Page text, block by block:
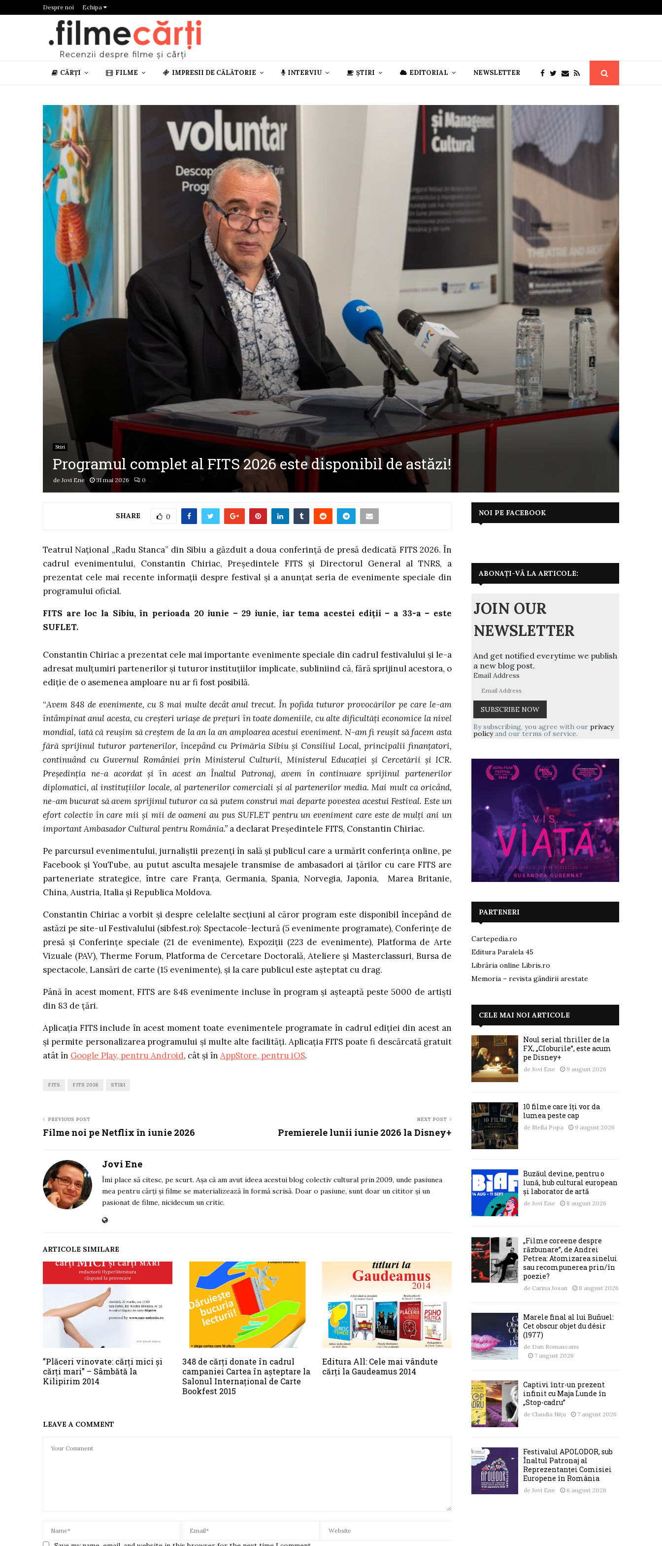
Despre noi Echipa
CĂRȚI FILME IMPRESII DE CĂLĂTORIE INTERVIU ȘTIRI EDITORIAL NEWSLETTER
Stiri
Programul complet al FITS 2026 este disponibil de astăzi!
deJovi Ene 31 mai 2026 0
SHARE 0
Teatrul Național „Radu Stanca” din Sibiu a găzduit a doua conferință de presă dedicată FITS 2026. În
cadrul evenimentului, Constantin Chiriac, Președintele FITS și Directorul General al TNRS, a
prezentat cele mai recente informații despre festival și a anunțat seria de evenimente speciale din
programului oficial.
FITS are loc la Sibiu, în perioada 20 iunie – 29 iunie, iar tema acestei ediții – a 33-a – este
SUFLET.
Constantin Chiriac a prezentat cele mai importante evenimente speciale din cadrul festivalului și le-a
adresat mulțumiri partenerilor și tuturor instituțiilor implicate, subliniind că, fără sprijinul acestora, o
ediție de o asemenea amploare nu ar fi fost posibilă.
“Avem 848 de evenimente, cu 8 mai multe decât anul trecut. În pofida tuturor provocărilor pe care le-am
întâmpinat anul acesta, cu creşteri uriaşe de preţuri în toate domeniile, cu alte dificultăţi economice la nivel
mondial, iată că reuşim să creştem de la an la an amploarea acestui eveniment. N-am fi reuşit să facem asta
fără sprijinul tuturor partenerilor, începând cu Primăria Sibiu şi Consiliul Local, principalii finanţatori,
continuând cu Guvernul României prin Ministerul Culturii, Ministerul Educației și Cercetării și ICR.
Preşedinţia ne-a acordat şi în acest an Înaltul Patronaj, avem în continuare sprijinul partenerilor
diplomatici, al instituţiilor locale, al partenerilor comerciali şi al partenerilor media. Mai mult ca oricând,
ne-am bucurat să avem sprijinul tuturor ca să putem construi mai departe povestea acestui Festival. Este un
efort colectiv în care mii şi mii de oameni au pus SUFLET pentru un eveniment care este de mulţi ani un
important Ambasador Cultural pentru România.” a declarat Preşedintele FITS, Constantin Chiriac.
Pe parcursul evenimentului, jurnaliştii prezenţi în sală şi publicul care a urmărit conferinţa online, pe
Facebook şi YouTube, au putut asculta mesajele transmise de ambasadori ai țărilor cu care FITS are
parteneriate strategice, între care Franța, Germania, Spania, Norvegia, Japonia, Marea Britanie,
China, Austria, Italia și Republica Moldova.
Constantin Chiriac a vorbit şi despre celelalte secțiuni al căror program este disponibil începând de
astăzi pe site-ul Festivalului (sibfest.ro): Spectacole-lectură (5 evenimente programate), Conferințe de
presă și Conferințe speciale (21 de evenimente), Expoziții (223 de evenimente), Platforma de Arte
Vizuale (PAV), Therme Forum, Platforma de Cercetare Doctorală, Ateliere și Masterclassuri, Bursa de
spectacole, Lansări de carte (15 evenimente), și la care publicul este așteptat cu drag.
Până în acest moment, FITS are 848 evenimente incluse în program și așteaptă peste 5000 de artişti
din 83 de țări.
Aplicația FITS include în acest moment toate evenimentele programate în cadrul ediţiei din acest an
şi permite personalizarea programului şi multe alte facilități. Aplicaţia FITS poate fi descărcată gratuit
atât în Google Play, pentru Android, cât și în AppStore, pentru iOS.
FITS FITS 2026 STIRI
PREVIOUS POST
Filme noi pe Netflix în iunie 2026
NEXT POST
Premierele lunii iunie 2026 la Disney+
Jovi Ene
Îmi place să citesc, pe scurt. Așa că am avut ideea acestui blog colectiv cultural prin 2009, unde pasiunea
mea pentru cărți și filme se materializează în formă scrisă. Doar o pasiune, sunt doar un cititor și un
pasionat de filme, nicidecum un critic.
ARTICOLE SIMILARE
”Plăceri vinovate: cărți mici și
cărți mari” – Sâmbătă la
Kilipirim 2014
348 de cărți donate în cadrul
campaniei Cartea în așteptare la
Salonul Internațional de Carte
Bookfest 2015
Editura All: Cele mai vândute
cărți la Gaudeamus 2014
LEAVE A COMMENT
NOI PE FACEBOOK
ABONAȚI-VĂ LA ARTICOLE:
JOIN OUR
NEWSLETTER
And get notified everytime we publish
a new blog post.
Email Address
By subscribing, you agree with our privacy
policyand our terms of service.
PARTENERI
Cartepedia.ro
Editura Paralela 45
Librăria online Libris.ro
Memoria – revista gândirii arestate
CELE MAI NOI ARTICOLE
Noul serial thriller de la
FX, „CIoburile”, este acum
pe Disney+
de Jovi Ene 9 august 2026
10 filme care îți vor da
lumea peste cap
de Stella Popa 9 august 2026
Buzăul devine, pentru o
lună, hub cultural european
și laborator de artă
de Jovi Ene 8 august 2026
„Filme coreene despre
răzbunare”, de Andrei
Petrea: Atomizarea sinelui
sau recompunerea prin/în
poezie?
de Carina Josan 8 august 2026
Marele final al lui Buñuel:
Cet obscur objet du désir
(1977)
de Dan Romascanu
7 august 2026
Captivi într-un prezent
infinit cu Maja Lunde în
„Stop-cadru”
de Claudia Nițu 7 august 2026
Festivalul APOLODOR, sub
Înaltul Patronaj al
Reprezentanței Comisiei
Europene în România
de Jovi Ene 6 august 2026